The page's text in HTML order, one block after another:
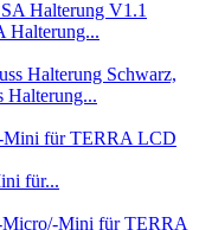
Halterung...
für...